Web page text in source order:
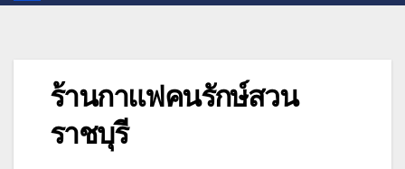
ร้านกาแฟคนรักษ์สวน
ราชบุรี